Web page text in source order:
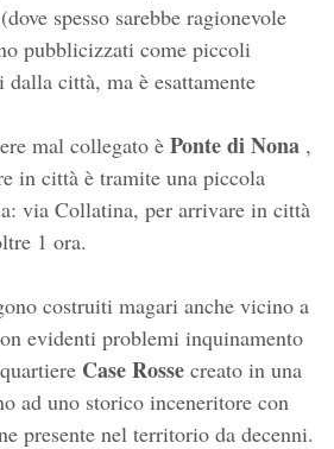
spesso sarebbe ragionevole
pubblicizzati come piccoli
dalla città, ma è esattamente
mal collegato è Ponte di Nona ,
in città è tramite una piccola
via Collatina, per arrivare in città
1 ora.
costruiti magari anche vicino a
evidenti problemi inquinamento
Case Rosse creato in una
ad uno storico inceneritore con
presente nel territorio da decenni.